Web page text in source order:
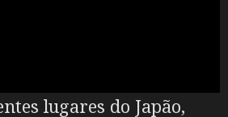
lugares do Japão,